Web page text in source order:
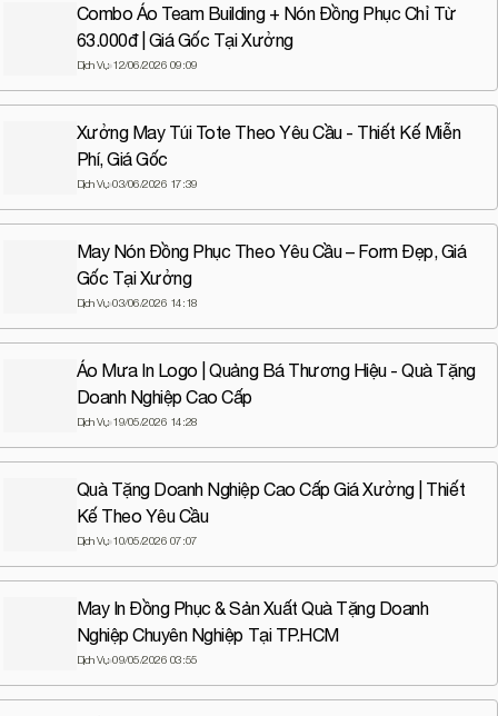
truyền thông thương hiệu
Combo Áo Team Building + Nón Đồng Phục Chỉ Từ
63.000đ | Giá Gốc Tại Xưởng
Dịch Vụ 12/06/2026 09:09
Xưởng May Túi Tote Theo Yêu Cầu - Thiết Kế Miễn
Phí, Giá Gốc
Dịch Vụ 03/06/2026 17:39
May Nón Đồng Phục Theo Yêu Cầu – Form Đẹp, Giá
Gốc Tại Xưởng
Dịch Vụ 03/06/2026 14:18
Áo Mưa In Logo | Quảng Bá Thương Hiệu - Quà Tặng
Doanh Nghiệp Cao Cấp
Dịch Vụ 19/05/2026 14:28
Quà Tặng Doanh Nghiệp Cao Cấp Giá Xưởng | Thiết
Kế Theo Yêu Cầu
Dịch Vụ 10/05/2026 07:07
May In Đồng Phục & Sản Xuất Quà Tặng Doanh
Nghiệp Chuyên Nghiệp Tại TP.HCM
Dịch Vụ 09/05/2026 03:55